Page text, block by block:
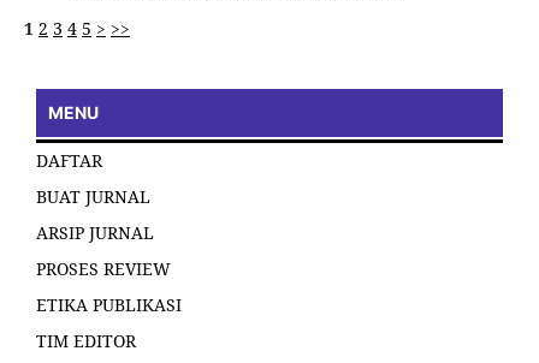
1 2 3 4 5 > >>
MENU
DAFTAR
BUAT JURNAL
ARSIP JURNAL
PROSES REVIEW
ETIKA PUBLIKASI
TIM EDITOR